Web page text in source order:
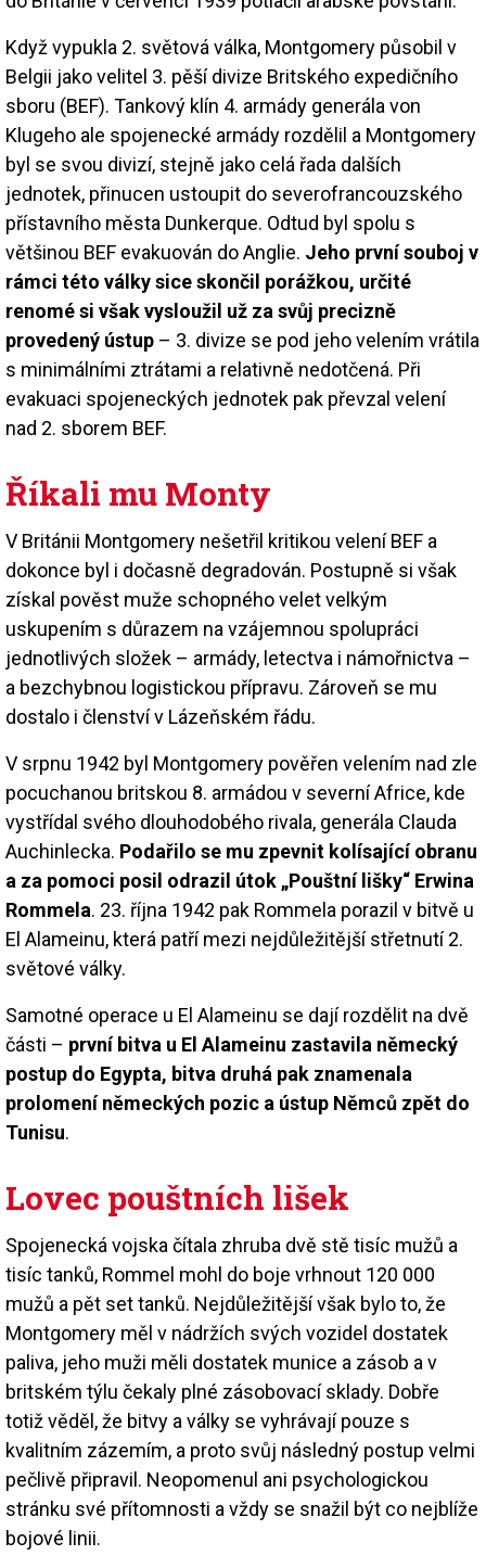
Když vypukla 2. světová válka, Montgomery působil v
Belgii jako velitel 3. pěší divize Britského expedičního
sboru (BEF). Tankový klín 4. armády generála von
Klugeho ale spojenecké armády rozdělil a Montgomery
byl se svou divizí, stejně jako celá řada dalších
jednotek, přinucen ustoupit do severofrancouzského
přístavního města Dunkerque. Odtud byl spolu s
většinou BEF evakuován do Anglie. Jeho první souboj v
rámci této války sice skončil porážkou, určité
renomé si však vysloužil už za svůj precizně
provedený ústup – 3. divize se pod jeho velením vrátila
s minimálními ztrátami a relativně nedotčená. Při
evakuaci spojeneckých jednotek pak převzal velení
nad 2. sborem BEF.
Říkali mu Monty
V Británii Montgomery nešetřil kritikou velení BEF a
dokonce byl i dočasně degradován. Postupně si však
získal pověst muže schopného velet velkým
uskupením s důrazem na vzájemnou spolupráci
jednotlivých složek – armády, letectva i námořnictva –
a bezchybnou logistickou přípravu. Zároveň se mu
dostalo i členství v Lázeňském řádu.
V srpnu 1942 byl Montgomery pověřen velením nad zle
pocuchanou britskou 8. armádou v severní Africe, kde
vystřídal svého dlouhodobého rivala, generála Clauda
Auchinlecka. Podařilo se mu zpevnit kolísající obranu
a za pomoci posil odrazil útok „Pouštní lišky“ Erwina
Rommela. 23. října 1942 pak Rommela porazil v bitvě u
El Alameinu, která patří mezi nejdůležitější střetnutí 2.
světové války.
Samotné operace u El Alameinu se dají rozdělit na dvě
části – první bitva u El Alameinu zastavila německý
postup do Egypta, bitva druhá pak znamenala
prolomení německých pozic a ústup Němců zpět do
Tunisu.
Lovec pouštních lišek
Spojenecká vojska čítala zhruba dvě stě tisíc mužů a
tisíc tanků, Rommel mohl do boje vrhnout 120 000
mužů a pět set tanků. Nejdůležitější však bylo to, že
Montgomery měl v nádržích svých vozidel dostatek
paliva, jeho muži měli dostatek munice a zásob a v
britském týlu čekaly plné zásobovací sklady. Dobře
totiž věděl, že bitvy a války se vyhrávají pouze s
kvalitním zázemím, a proto svůj následný postup velmi
pečlivě připravil. Neopomenul ani psychologickou
stránku své přítomnosti a vždy se snažil být co nejblíže
bojové linii.